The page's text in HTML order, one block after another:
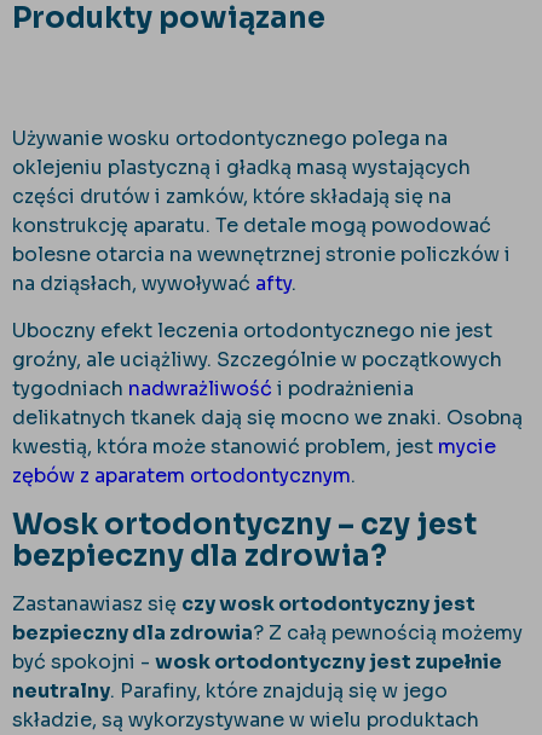
Produkty powiązane
Używanie wosku ortodontycznego polega na
oklejeniu plastyczną i gładką masą wystających
części drutów i zamków, które składają się na
konstrukcję aparatu. Te detale mogą powodować
bolesne otarcia na wewnętrznej stronie policzków i
na dziąsłach, wywoływać afty.
Uboczny efekt leczenia ortodontycznego nie jest
groźny, ale uciążliwy. Szczególnie w początkowych
tygodniach nadwrażliwość i podrażnienia
delikatnych tkanek dają się mocno we znaki. Osobną
kwestią, która może stanowić problem, jest mycie
zębów z aparatem ortodontycznym.
Wosk ortodontyczny – czy jest
bezpieczny dla zdrowia?
Zastanawiasz się czy wosk ortodontyczny jest
bezpieczny dla zdrowia? Z całą pewnością możemy
być spokojni - wosk ortodontyczny jest zupełnie
neutralny. Parafiny, które znajdują się w jego
składzie, są wykorzystywane w wielu produktach